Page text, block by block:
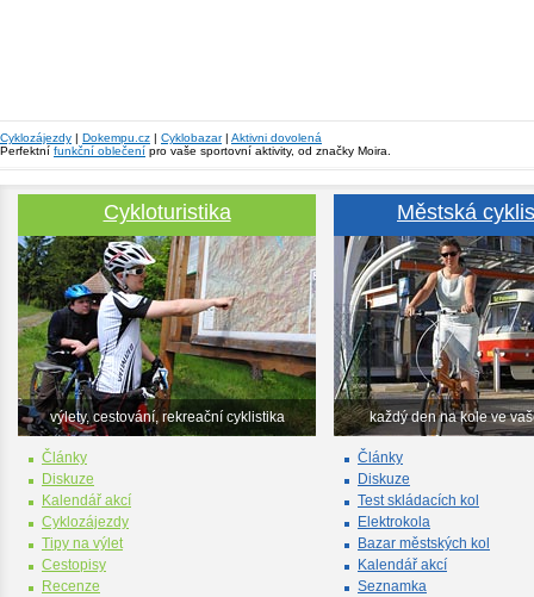
Cyklozájezdy | Dokempu.cz | Cyklobazar| Aktivni dovolená
Perfektní funkční oblečení pro vaše sportovní aktivity, od značky Moira.
Cykloturistika
výlety, cestování, rekreační cyklistika
Články
Diskuze
Kalendář akcí
Cyklozájezdy
Tipy na výlet
Cestopisy
Recenze
Městská
každý den na kole ve
Články
Diskuze
Test skládacích kol
Elektrokola
Bazar městských kol
Kalendář akcí
Seznamka